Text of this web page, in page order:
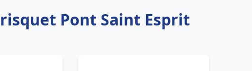
Pont Saint Esprit